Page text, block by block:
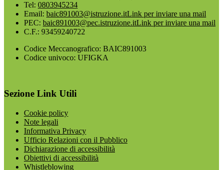
Tel: 0803945234
Email: baic891003@istruzione.itLink per inviare una mail
PEC: baic891003@pec.istruzione.itLink per inviare una mail
C.F.: 93459240722
Codice Meccanografico: BAIC891003
Codice univoco: UFIGKA
Sezione Link Utili
Cookie policy
Note legali
Informativa Privacy
Ufficio Relazioni con il Pubblico
Dichiarazione di accessibilità
Obiettivi di accessibilità
Whistleblowing